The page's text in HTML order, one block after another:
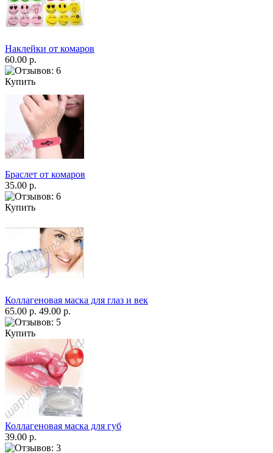
Наклейки от комаров
60.00 р.
Купить
Браслет от комаров
35.00 р.
Купить
Коллагеновая маска для глаз и век
65.00 р. 49.00 р.
Купить
Коллагеновая маска для губ
39.00 р.